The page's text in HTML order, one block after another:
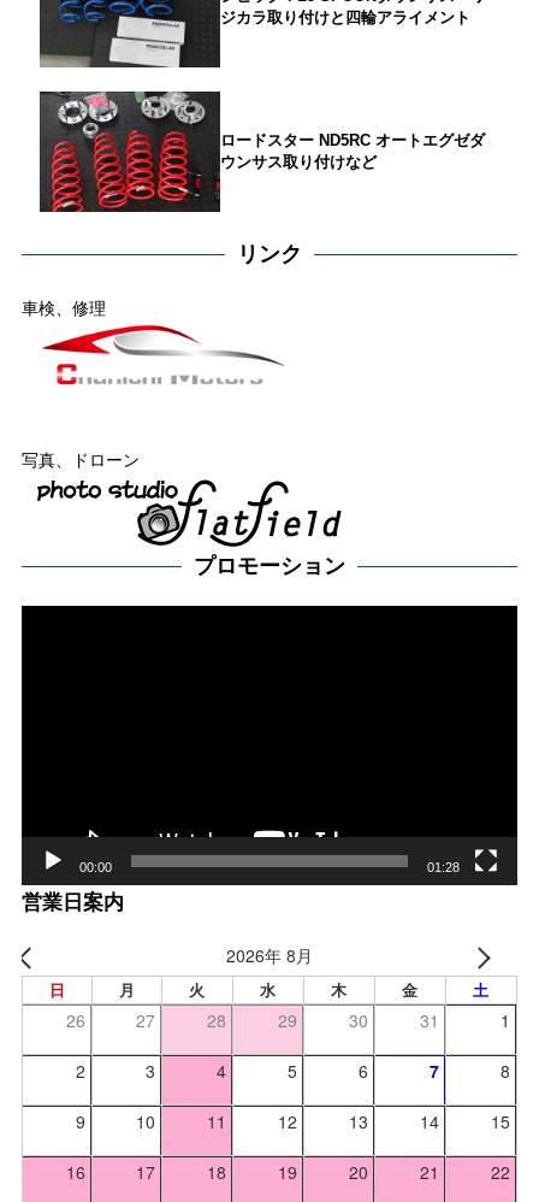
ジカラ取り付けと四輪アライメント
ロードスター ND5RC オートエグゼダ
ウンサス取り付けなど
リンク
車検、修理
写真、ドローン
プロモーション
00:00 01:28
営業日案内
2026年 8月
日 月 火 水 木 金 土
26 27 28 29 30 31 1
2 3 4 5 6 7 8
9 10 11 12 13 14 15
16 17 18 19 20 21 22